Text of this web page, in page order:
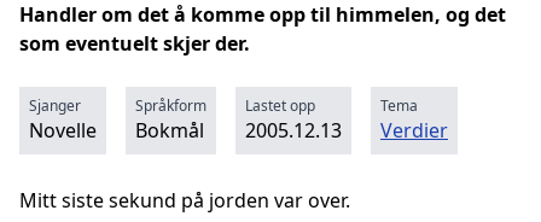
Handler om det å komme opp til himmelen, og det
som eventuelt skjer der.
Sjanger
Novelle
Språkform
Bokmål
Lastet opp
2005.12.13
Tema
Verdier
Mitt siste sekund på jorden var over.